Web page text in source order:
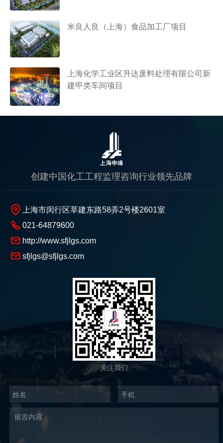
米良人良（上海）食品加工厂项目
上海化学工业区升达废料处理有限公司新
建甲类车间项目
创建中国化工工程监理咨询行业领先品牌
上海市闵行区莘建东路58弄2号楼2601室
021-64879600
http://www.sfjlgs.com
sfjlgs@sfjlgs.com
关注我们